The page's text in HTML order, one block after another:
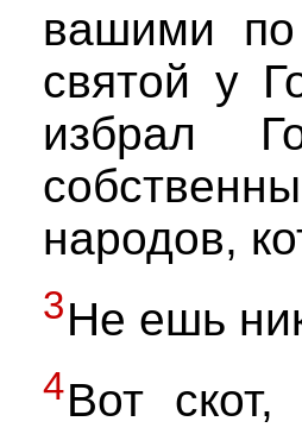
вашими
святой у
избрал
народов,
3Не ешь
4Вот